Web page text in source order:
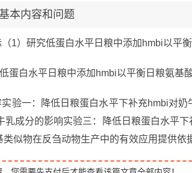
本内容和问题
1）研究低蛋白水平日粮中添加hmbi以平
低蛋白水平日粮中添加hmbi以平衡日粮氨基
实验一：降低日粮蛋白水平下补充hmbi对
乳成分的影响实验三：降低日粮蛋白水平
似物在反刍动物生产中的有效应用提供依